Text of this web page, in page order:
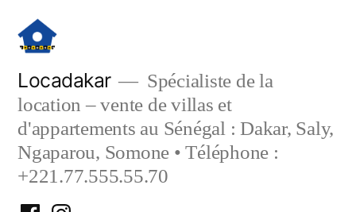
contenu
Locadakar
Spécialiste de la
location – vente de villas et
d'appartements au Sénégal : Dakar, Saly,
Ngaparou, Somone • Téléphone :
+221.77.555.55.70